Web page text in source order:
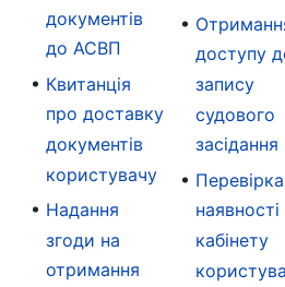
документів
до АСВП
Квитанція
про доставку
документів
користувачу
Надання
згоди на
отримання
доступу
запису
судового
засідання
Перевірка
наявності
кабінету